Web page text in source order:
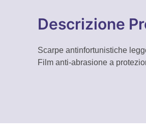
Descrizione
Scarpe antinfortunistiche
Film anti-abrasione a